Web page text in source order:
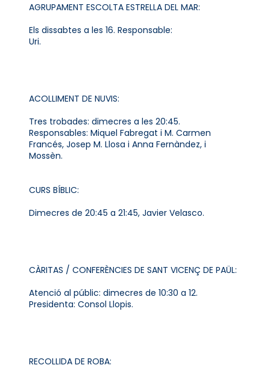
AGRUPAMENT ESCOLTA ESTRELLA DEL MAR:
Els dissabtes a les 16. Responsable:
Uri.
ACOLLIMENT DE NUVIS:
Tres trobades: dimecres a les 20:45.
Responsables: Miquel Fabregat i M. Carmen
Francés, Josep M. Llosa i Anna Fernàndez, i
Mossèn.
CURS BÍBLIC:
Dimecres de 20:45 a 21:45, Javier Velasco.
CÀRITAS / CONFERÈNCIES DE SANT VICENÇ DE PAÜL:
Atenció al públic: dimecres de 10:30 a 12.
Presidenta: Consol Llopis.
RECOLLIDA DE ROBA: